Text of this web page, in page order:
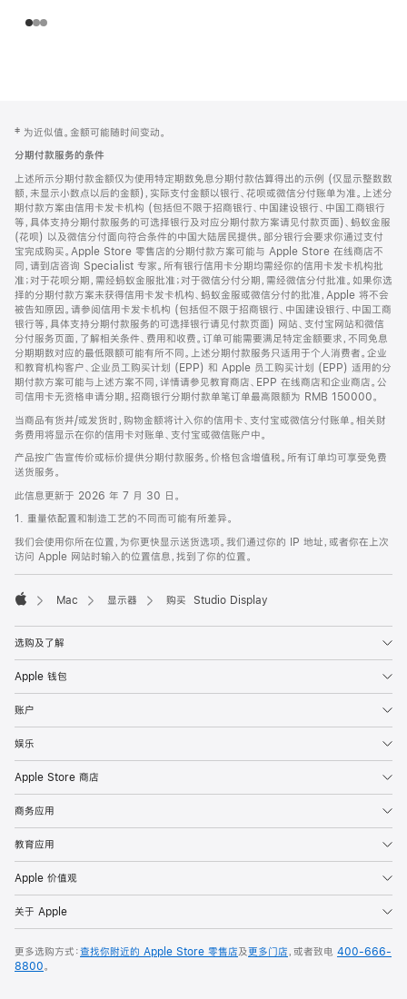
页
页
脚
注
‡ 为近似值。金额可能随时间变动。
分期付款服务的条件
上述所示分期付款金额仅为使用特定期数免息分期付款估算得出的示例 (仅显示整数数
额，未显示小数点以后的金额)，实际支付金额以银行、花呗或微信分付账单为准。上述分
期付款方案由信用卡发卡机构 (包括但不限于招商银行、中国建设银行、中国工商银行
等，具体支持分期付款服务的可选择银行及对应分期付款方案请见付款页面)、蚂蚁金服
(花呗) 以及微信分付面向符合条件的中国大陆居民提供。部分银行会要求你通过支付
宝完成购买。Apple Store 零售店的分期付款方案可能与 Apple Store 在线商店不
同，请到店咨询 Specialist 专家。所有银行信用卡分期均需经你的信用卡发卡机构批
准；对于花呗分期，需经蚂蚁金服批准；对于微信分付分期，需经微信分付批准。如果你选
择的分期付款方案未获得信用卡发卡机构、蚂蚁金服或微信分付的批准，Apple 将不会
被告知原因。请参阅信用卡发卡机构 (包括但不限于招商银行、中国建设银行、中国工商
银行等，具体支持分期付款服务的可选择银行请见付款页面) 网站、支付宝网站和微信
分付服务页面，了解相关条件、费用和收费。订单可能需要满足特定金额要求，不同免息
分期期数对应的最低限额可能有所不同。上述分期付款服务只适用于个人消费者。企业
和教育机构客户、企业员工购买计划 (EPP) 和 Apple 员工购买计划 (EPP) 适用的分
期付款方案可能与上述方案不同，详情请参见教育商店、EPP 在线商店和企业商店。公
司信用卡无资格申请分期。招商银行分期付款单笔订单最高限额为 RMB 150000。
当商品有货并/或发货时，购物金额将计入你的信用卡、支付宝或微信分付账单。相关财
务费用将显示在你的信用卡对账单、支付宝或微信账户中。
产品按广告宣传价或标价提供分期付款服务。价格包含增值税。所有订单均可享受免费
送货服务。
此信息更新于 2026 年 7 月 30 日。
1. 重量依配置和制造工艺的不同而可能有所差异。
我们会使用你所在位置，为你更快显示送货选项。我们通过你的 IP 地址，或者你在上次
访问 Apple 网站时输入的位置信息，找到了你的位置。
Mac 显示器 购买 Studio Display
选购及了解
Apple 钱包
账户
娱乐
Apple Store 商店
商务应用
教育应用
Apple 价值观
关于 Apple
更多选购方式：查找你附近的 Apple Store 零售店及更多门店，或者致电 400-666-
8800。